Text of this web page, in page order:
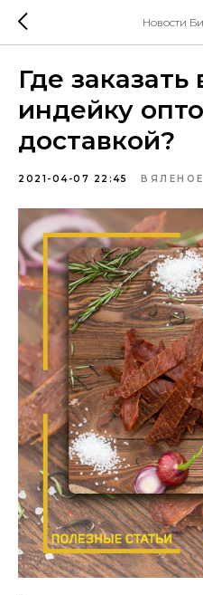
Новости
Где
индейку
доставкой?
2021-04-07 22:45